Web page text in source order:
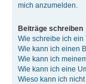
mich anzumelden.
Beiträge schreiben
Wie schreibe ich ein
Wie kann ich einen
Wie kann ich
Wie kann ich eine
Wieso kann ich